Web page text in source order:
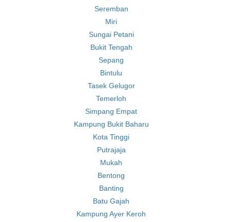
Seremban
Miri
Sungai Petani
Bukit Tengah
Sepang
Bintulu
Tasek Gelugor
Temerloh
Simpang Empat
Kampung Bukit Baharu
Kota Tinggi
Putrajaja
Mukah
Bentong
Banting
Batu Gajah
Kampung Ayer Keroh